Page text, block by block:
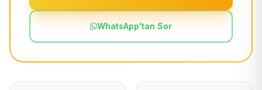
WhatsApp'tan Sor